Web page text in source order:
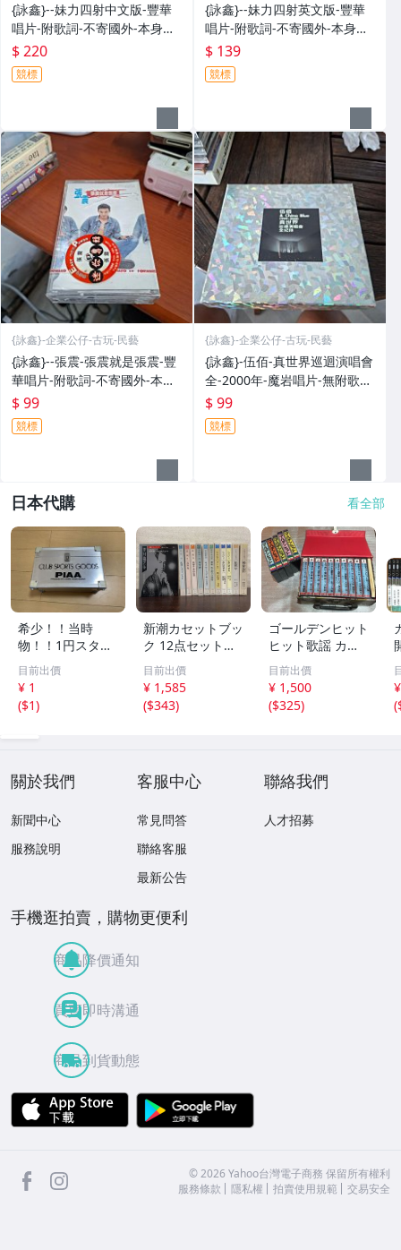
{詠鑫}--妹力四射中文版-豐華
唱片-附歌詞-不寄國外-本身是
上班族-非專職賣家-出貨時間
較久-可以接受的朋友再請下
標-發發發
$ 220
競標
{詠鑫}--妹力四射英文版-豐華
唱片-附歌詞-不寄國外-本身是
上班族-非專職賣家-出貨時間
較久-可以接受的朋友再請下
標-發發發
$ 139
競標
{詠鑫}-企業公仔-古玩-民藝
{詠鑫}--張震-張震就是張震-豐
華唱片-附歌詞-不寄國外-本身
是上班族-非專職賣家-出貨時
間較久-可以接受的朋友再請下
標-發發發
$ 99
競標
{詠鑫}-企業公仔-古玩-民藝
{詠鑫}-伍佰-真世界巡迴演唱會
全-2000年-魔岩唱片-無附歌
詞-有IFPI-附側標-本身是上班
族-非專職賣家-出貨時間較久-
可以接受的朋友再請下標-發發
$ 99
競標
日本代購 看全部
希少！！当時
物！！1円スター
ト売り切り！！PI
AA CLUB SPORT
S GOODS アルミ
ケース 収納
目前出價
¥ 1
($1)
新潮カセットブッ
ク 12点セット
【三島由紀夫／森
外／太宰治／芥川
龍之介／谷崎潤一
郎／宮沢賢治／
目前出價
¥ 1,585
($343)
ゴールデンヒット
ヒット歌謡 カラ
オケ カセットテ
ープ まとめ昭和
レトロ 邦楽 童謡
演歌 17点
目前出價
¥ 1,500
($325)
(
關於我們
新聞中心
服務說明
客服中心
常見問答
聯絡客服
最新公告
聯絡我們
人才招募
手機逛拍賣，購物更便利
商品降價通知
買賣即時溝通
商品到貨動態
APP Store
facebook ©2026 Yahoo台灣電子商務 保留所有權利
服務條款
隱私權 拍賣使用規範 交易安全